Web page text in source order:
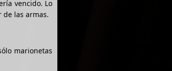
vencido. Lo
las armas.
marionetas